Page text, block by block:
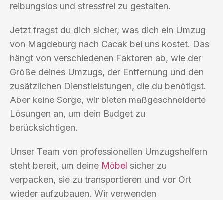
reibungslos und stressfrei zu gestalten.
Jetzt fragst du dich sicher, was dich ein Umzug
von Magdeburg nach Cacak bei uns kostet. Das
hängt von verschiedenen Faktoren ab, wie der
Größe deines Umzugs, der Entfernung und den
zusätzlichen Dienstleistungen, die du benötigst.
Aber keine Sorge, wir bieten maßgeschneiderte
Lösungen an, um dein Budget zu
berücksichtigen.
Unser Team von professionellen Umzugshelfern
steht bereit, um deine Möbel sicher zu
verpacken, sie zu transportieren und vor Ort
wieder aufzubauen. Wir verwenden